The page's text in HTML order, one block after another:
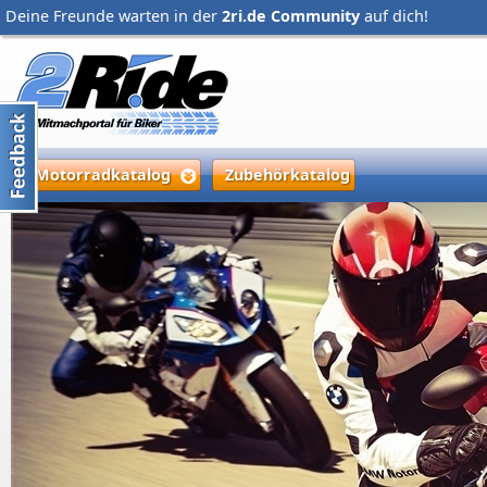
Deine Freunde warten in der 2ri.de Community auf dich!
Motorradkatalog Zubehörkatalog